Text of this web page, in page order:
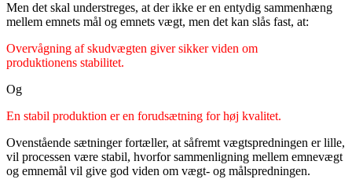
Men det skal understreges, at der ikke er en entydig sammenhæng
mellem emnets mål og emnets vægt, men det kan slås fast, at:
Overvågning af skudvægten giver sikker viden om
produktionens stabilitet.
Og
En stabil produktion er en forudsætning for høj kvalitet.
Ovenstående sætninger fortæller, at såfremt vægtspredningen er lille,
vil processen være stabil, hvorfor sammenligning mellem emnevægt
og emnemål vil give god viden om vægt- og målspredningen.